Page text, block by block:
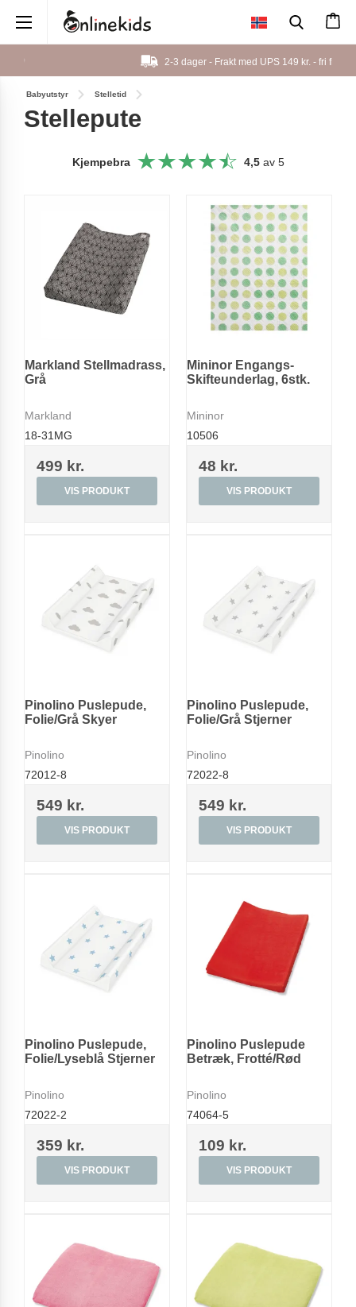
2-3 dager - Frakt med UPS 149 kr. - fri frakt fra999 kr.
Babyutstyr Stelletid
Stellepute
Kjempebra 4,5av 5
Markland Stellmadrass,
Grå
Markland
18-31MG
499 kr.
VIS PRODUKT
Mininor Engangs-
Skifteunderlag, 6stk.
Mininor
10506
48 kr.
VIS PRODUKT
Pinolino Puslepude,
Folie/Grå Skyer
Pinolino
72012-8
549 kr.
VIS PRODUKT
Pinolino Puslepude,
Folie/Grå Stjerner
Pinolino
72022-8
549 kr.
VIS PRODUKT
Pinolino Puslepude,
Folie/Lyseblå Stjerner
Pinolino
72022-2
359 kr.
VIS PRODUKT
Pinolino Puslepude
Betræk, Frotté/Rød
Pinolino
74064-5
109 kr.
VIS PRODUKT